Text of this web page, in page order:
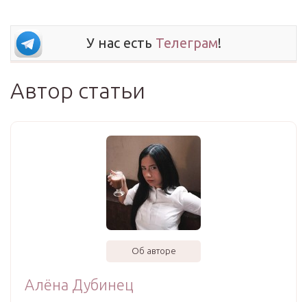
У нас есть Телеграм!
Автор статьи
Об авторе
Алёна Дубинец